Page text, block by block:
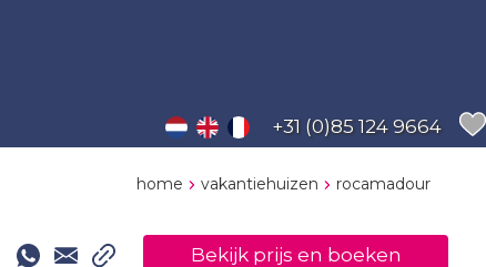
+31 (0)85 124 9664
home vakantiehuizen rocamadour
Bekijk prijs en boeken